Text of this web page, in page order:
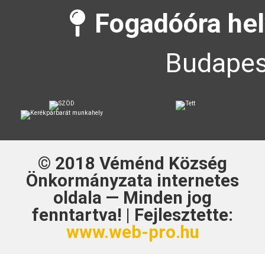
Fogadóóra
© 2018 Véménd Község
Önkormányzata internetes
oldala — Minden jog
fenntartva! | Fejlesztette:
www.web-pro.hu